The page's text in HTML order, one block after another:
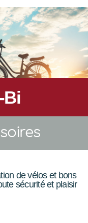
Bi
de vélos et bons
sécurité et plaisir